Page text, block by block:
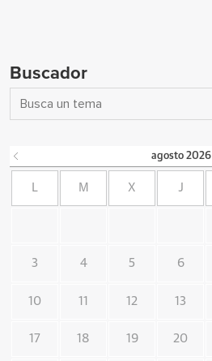
Buscador
agosto 2026
L M X J
3 4 5 6
10 11 12 13
17 18 19 20